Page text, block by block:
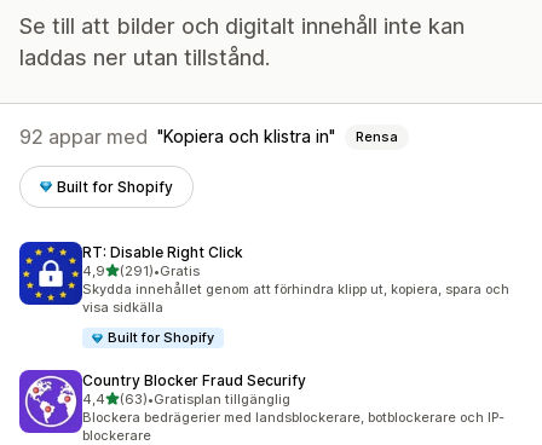
Se till att bilder och digitalt innehåll inte kan
laddas ner utan tillstånd.
92 appar med Kopiera och klistra in Rensa
Built for Shopify
RT: Disable Right Click
4,9av 5 stjärnor
(291)
291 recensioner totalt
•Gratis
Skydda innehållet genom att förhindra klipp ut, kopiera, spara och
visa sidkälla
Built for Shopify
Country Blocker Fraud Securify
4,4av 5 stjärnor
(63)
63 recensioner totalt
•Gratisplan tillgänglig
Blockera bedrägerier med landsblockerare, botblockerare och IP-
blockerare